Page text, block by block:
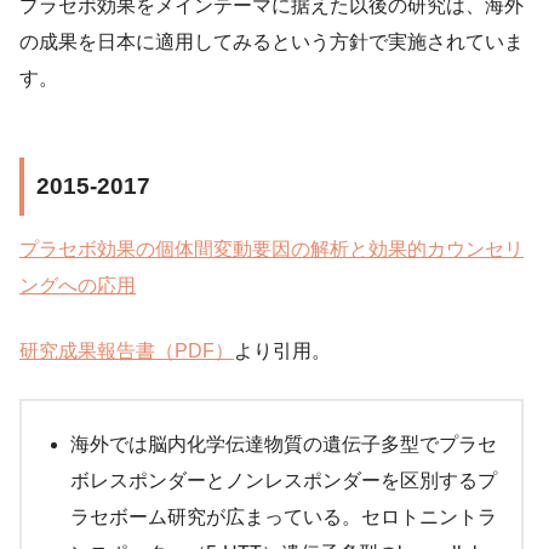
プラセボ効果をメインテーマに据えた以後の研究は、海外
の成果を日本に適用してみるという方針で実施されていま
す。
2015-2017
プラセボ効果の個体間変動要因の解析と効果的カウンセリ
ングへの応用
研究成果報告書（PDF） より引用。
海外では脳内化学伝達物質の遺伝子多型でプラセ
ボレスポンダーとノンレスポンダーを区別するプ
ラセボーム研究が広まっている。セロトニントラ